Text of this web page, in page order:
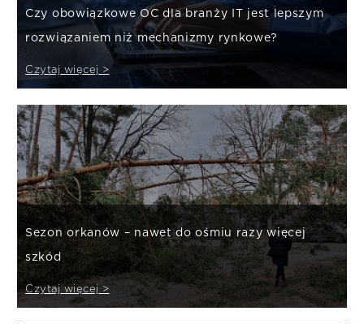
Czy obowiązkowe OC dla branży IT jest lepszym
rozwiązaniem niż mechanizmy rynkowe?
Czytaj więcej >
Sezon orkanów – nawet do ośmiu razy więcej
szkód
Czytaj więcej >